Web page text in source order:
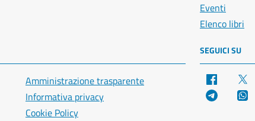
Eventi
Elenco libri
Amministrazione trasparente
Informativa privacy
Cookie Policy
SEGUICI SU
Facebook
Telegram